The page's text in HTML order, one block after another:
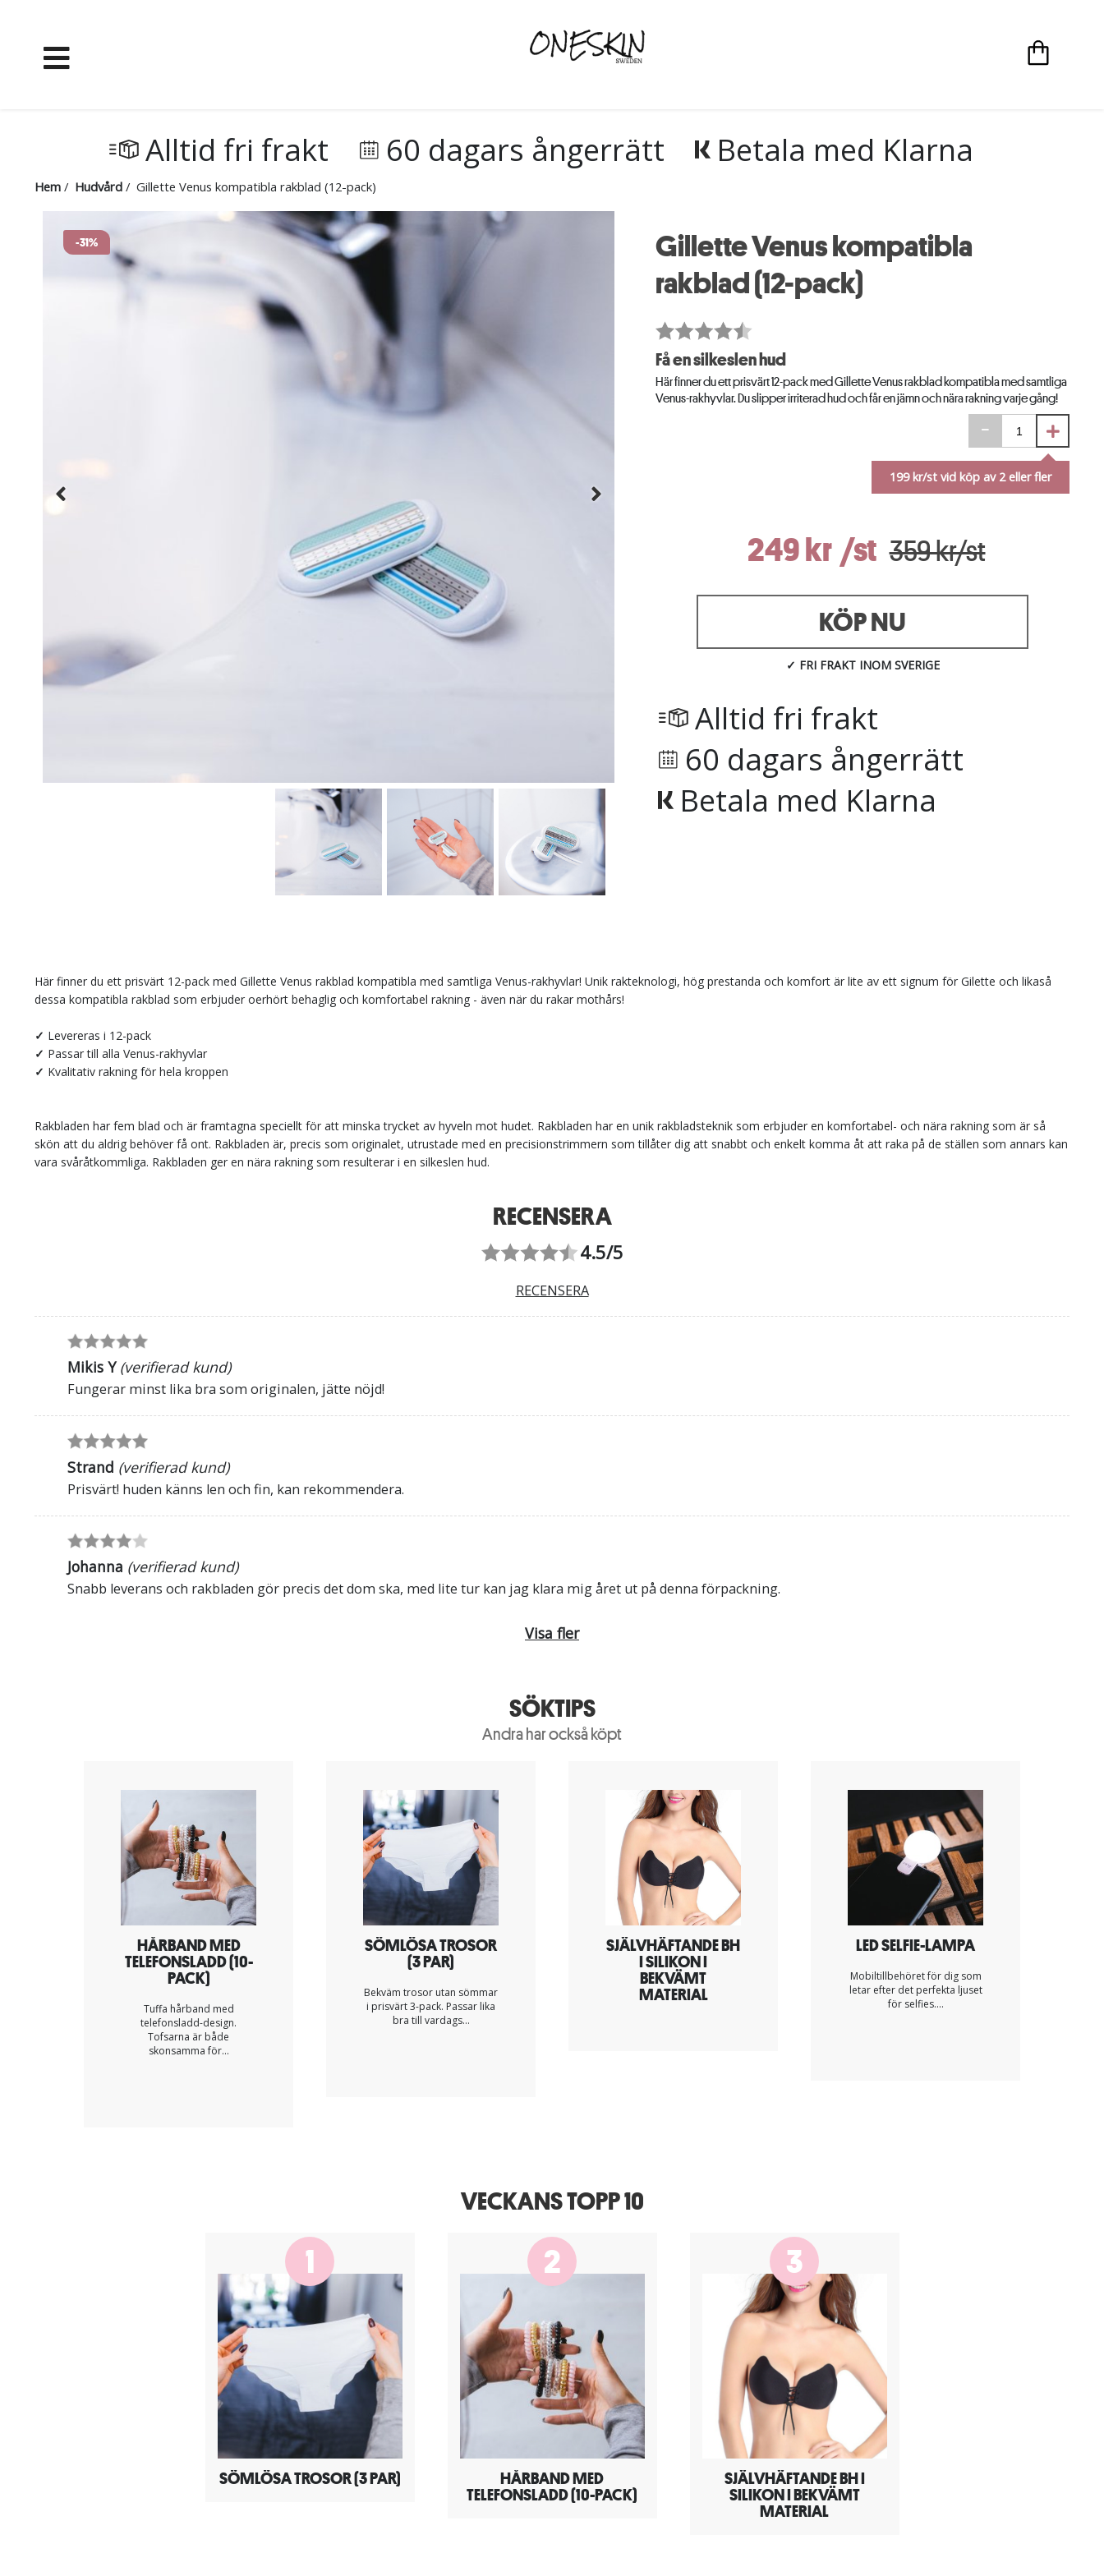
Alltid fri frakt 60 dagars ångerrätt Betala med Klarna
Hem / Hudvård / Gillette Venus kompatibla rakblad (12-pack)
Gillette Venus kompatibla
rakblad (12-pack)
Få en silkeslen hud
Här finner du ett prisvärt 12-pack med Gillette Venus rakblad kompatibla med samtliga
Venus-rakhyvlar. Du slipper irriterad hud och får en jämn och nära rakning varje gång!
199kr/st vid köp av 2eller fler
249 kr /st
-31%
359 kr/st
KÖP NU
✓ FRI FRAKT INOM SVERIGE
Alltid fri frakt
60 dagars ångerrätt
Betala med Klarna
Här finner du ett prisvärt 12-pack med Gillette Venus rakblad kompatibla med samtliga Venus-rakhyvlar! Unik rakteknologi, hög prestanda och komfort är lite av ett signum för Gilette och likaså
dessa kompatibla rakblad som erbjuder oerhört behaglig och komfortabel rakning - även när du rakar mothårs!
✓ Levereras i 12-pack
✓ Passar till alla Venus-rakhyvlar
✓ Kvalitativ rakning för hela kroppen
Rakbladen har fem blad och är framtagna speciellt för att minska trycket av hyveln mot hudet. Rakbladen har en unik rakbladsteknik som erbjuder en komfortabel- och nära rakning som är så
skön att du aldrig behöver få ont. Rakbladen är, precis som originalet, utrustade med en precisionstrimmern som tillåter dig att snabbt och enkelt komma åt att raka på de ställen som annars kan
vara svåråtkommliga. Rakbladen ger en nära rakning som resulterar i en silkeslen hud.
RECENSERA
4.5/5
RECENSERA
Mikis Y(verifierad kund)
Fungerar minst lika bra som originalen, jätte nöjd!
Strand (verifierad kund)
Prisvärt! huden känns len och fin, kan rekommendera.
Johanna (verifierad kund)
Snabb leverans och rakbladen gör precis det dom ska, med lite tur kan jag klara mig året ut på denna förpackning.
Visa fler
SÖKTIPS
Andra har också köpt
HÅRBAND MED
TELEFONSLADD (10-
PACK)
Tuffa hårband med
telefonsladd-design.
Tofsarna är både
skonsamma för...
SÖMLÖSA TROSOR
(3 PAR)
Bekväm trosor utan sömmar
i prisvärt 3-pack. Passar lika
bra till vardags...
SJÄLVHÄFTANDE BH
I SILIKON I
BEKVÄMT
MATERIAL
LED SELFIE-LAMPA
Mobiltillbehöret för dig som
letar efter det perfekta ljuset
för selfies....
VECKANS TOPP 10
1
SÖMLÖSA TROSOR (3 PAR)
2
HÅRBAND MED
TELEFONSLADD (10-PACK)
3
SJÄLVHÄFTANDE BH I
SILIKON I BEKVÄMT
MATERIAL